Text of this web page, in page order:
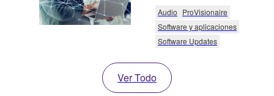
Audio ProVisionaire
Software y aplicaciones
Software Updates
Ver Todo